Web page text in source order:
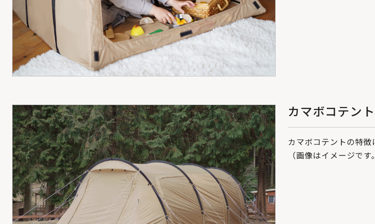
カマボコテン
カマボコテントの特徴
（画像はイメージで